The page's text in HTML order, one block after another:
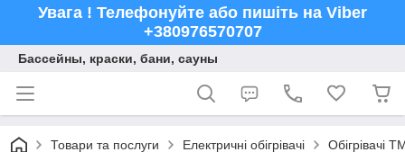
Увага ! Телефонуйте або пишіть на Viber
+380976570707
Бассейны, краски, бани, сауны
Товари та послуги Електричні обігрівачі Обігрівачі